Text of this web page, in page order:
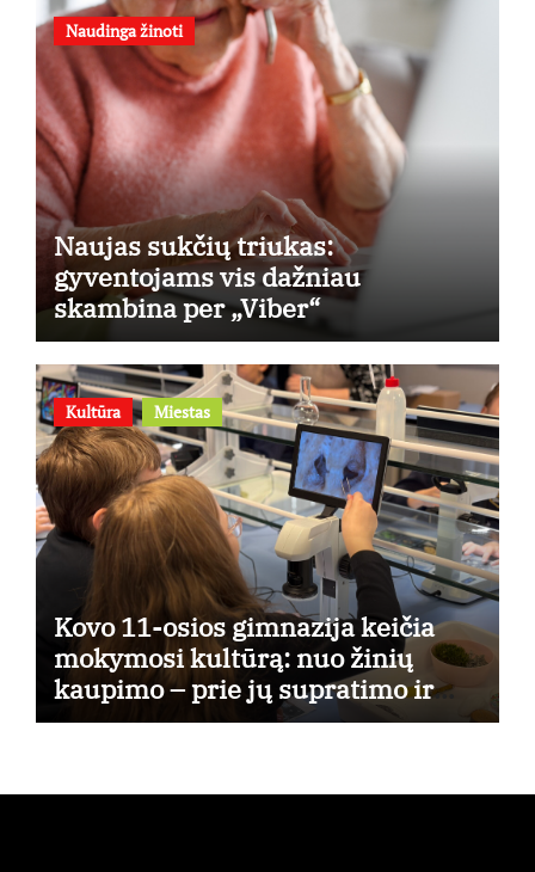
Naudinga žinoti
Naujas sukčių triukas:
gyventojams vis dažniau
skambina per „Viber“
Kultūra Miestas
Kovo 11-osios gimnazija keičia
mokymosi kultūrą: nuo žinių
kaupimo – prie jų supratimo ir
taikymo